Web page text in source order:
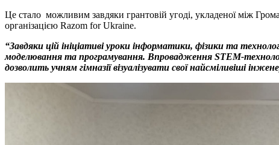
Це стало можливим завдяки грантовій угоді, укладеної між
організацією Razom for Ukraine.
“Завдяки цій ініціативі уроки інформатики, фізики та
моделювання та програмування. Впровадження STEM-
дозволить учням гімназії візуалізувати свої найсміливіші